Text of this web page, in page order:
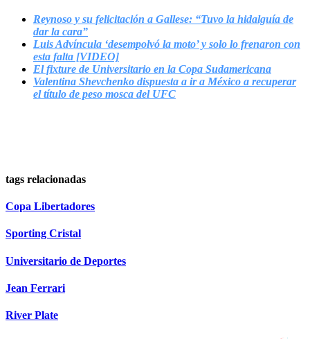
Reynoso y su felicitación a Gallese: “Tuvo la hidalguía de
dar la cara”
Luis Advíncula ‘desempolvó la moto’ y solo lo frenaron con
esta falta [VIDEO]
El fixture de Universitario en la Copa Sudamericana
Valentina Shevchenko dispuesta a ir a México a recuperar
el título de peso mosca del UFC
tags relacionadas
Copa Libertadores
Sporting Cristal
Universitario de Deportes
Jean Ferrari
River Plate